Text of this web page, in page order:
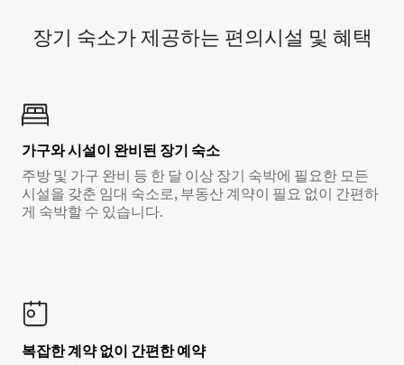
장기 숙소가 제공하는 편의시설 및 혜택
가구와 시설이 완비된 장기 숙소
주방 및 가구 완비 등 한 달 이상 장기 숙박에 필요한 모든
시설을 갖춘 임대 숙소로, 부동산 계약이 필요 없이 간편하
게 숙박할 수 있습니다.
복잡한 계약 없이 간편한 예약